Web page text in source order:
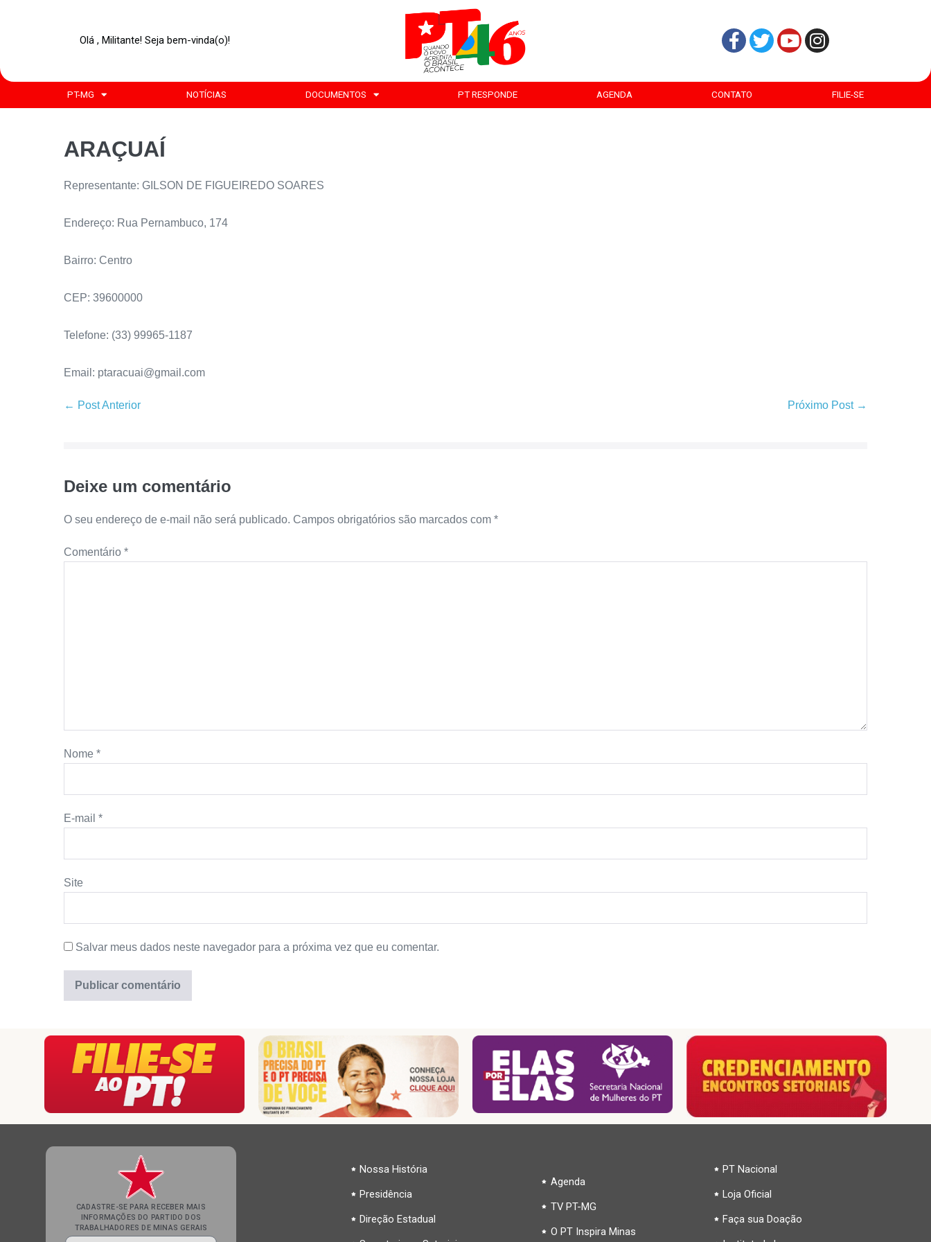
Olá , Militante! Seja bem-vinda(o)!
PT-MG NOTÍCIAS DOCUMENTOS PT RESPONDE AGENDA CONTATO FILIE-SE
ARAÇUAÍ
Representante: GILSON DE FIGUEIREDO SOARES
Endereço: Rua Pernambuco, 174
Bairro: Centro
CEP: 39600000
Telefone: (33) 99965-1187
Email: ptaracuai@gmail.com
← Post Anterior Próximo Post →
Deixe um comentário
O seu endereço de e-mail não será publicado. Campos obrigatórios são marcados com *
Comentário *
Nome *
E-mail *
Site
Salvar meus dados neste navegador para a próxima vez que eu comentar.
CADASTRE-SE PARA RECEBER MAIS
INFORMAÇÕES DO PARTIDO DOS
TRABALHADORES DE MINAS GERAIS
Nossa História
Presidência
Direção Estadual
Agenda
TV PT-MG
O PT Inspira Minas
PT Nacional
Loja Oficial
Faça sua Doação